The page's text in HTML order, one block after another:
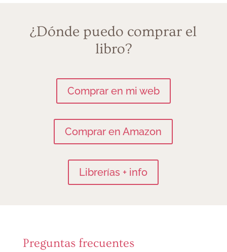
¿Dónde puedo comprar el
libro?
Comprar en mi web
Comprar en Amazon
Librerías + info
Preguntas frecuentes